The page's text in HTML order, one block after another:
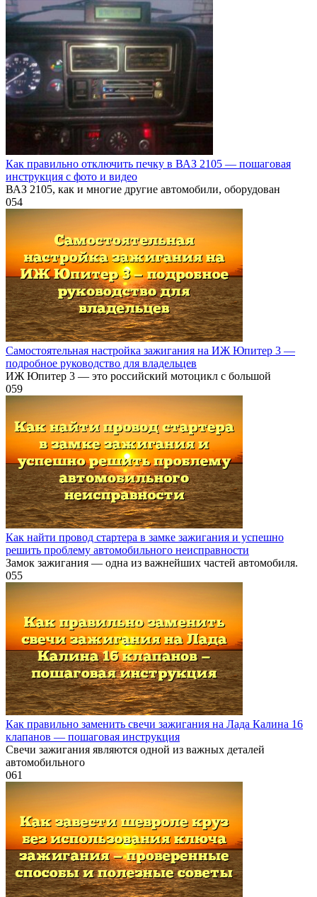
Как правильно отключить печку в ВАЗ 2105 — пошаговая
инструкция с фото и видео
ВАЗ 2105, как и многие другие автомобили, оборудован
054
Самостоятельная настройка зажигания на ИЖ Юпитер 3 —
подробное руководство для владельцев
ИЖ Юпитер 3 — это российский мотоцикл с большой
059
Как найти провод стартера в замке зажигания и успешно
решить проблему автомобильного неисправности
Замок зажигания — одна из важнейших частей автомобиля.
055
Как правильно заменить свечи зажигания на Лада Калина 16
клапанов — пошаговая инструкция
Свечи зажигания являются одной из важных деталей
автомобильного
061